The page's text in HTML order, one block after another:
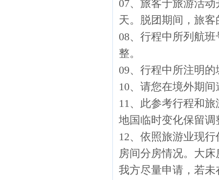
07、旅客于旅游活
天。脱团期间，旅
08、行程中所列航
整。
09、行程中所注明
10、请您在境外期
11、此参考行程和
地国临时变化保留调
12、依照旅游业现
房间分房情况。大
我方尽量申请，若